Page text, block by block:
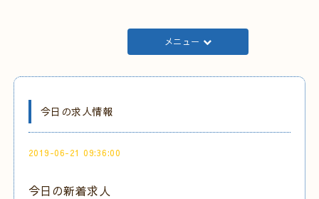
メニュー
今日の求人情報
2019-06-21 09:36:00
今日の新着求人